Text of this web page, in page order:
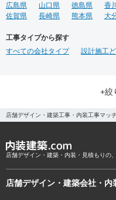
広島県
山口県 徳島県 香
佐賀県
長崎県 熊本県 大
工事タイプから探す
すべての会社タイプ
設計施工
+絞
店舗デザイン・建築工事・内装工事マッ
店舗デザイン・建築・内装・見積もりの
店舗デザイン・建築会社・内